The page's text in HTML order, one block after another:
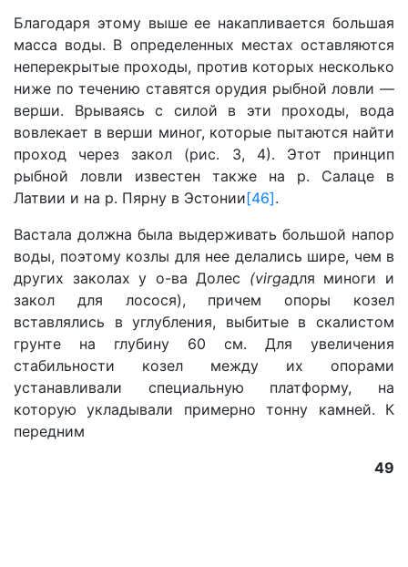
Благодаря этому выше ее накапливается большая
масса воды. В определенных местах оставляются
неперекрытые проходы, против которых несколько
ниже по течению ставятся орудия рыбной ловли —
верши. Врываясь с силой в эти проходы, вода
вовлекает в верши миног, которые пытаются найти
проход через закол (рис. 3, 4). Этот принцип
рыбной ловли известен также на р. Салаце в
Латвии и на р. Пярну в Эстонии[46].
Вастала должна была выдерживать большой напор
воды, поэтому козлы для нее делались шире, чем в
других заколах у о-ва Долес (virgaдля миноги и
закол для лосося), причем опоры козел
вставлялись в углубления, выбитые в скалистом
грунте на глубину 60 см. Для увеличения
стабильности козел между их опорами
устанавливали специальную платформу, на
которую укладывали примерно тонну камней. К
передним
49